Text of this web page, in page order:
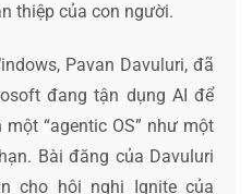
thiệp của con người.
Pavan Davuluri, đã
đang tận dụng AI để
“agentic OS” như một
Bài đăng của Davuluri
cho hội nghị Ignite của